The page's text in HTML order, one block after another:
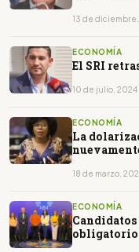
13 de
ECONOMÍA
El SRI
10 de julio, 2024
ECONOMÍA
La
18 de marzo,
ECONOMÍA
obligatorio